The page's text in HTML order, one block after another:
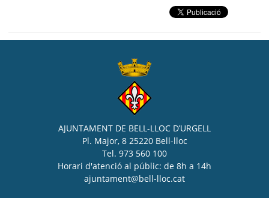
AJUNTAMENT DE BELL-LLOC D’URGELL
Pl. Major, 8 25220 Bell-lloc
Tel. 973 560 100
Horari d'atenció al públic: de 8h a 14h
ajuntament@bell-lloc.cat